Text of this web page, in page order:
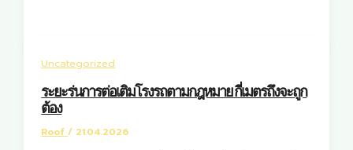
Uncategorized
ระยะร่นการต่อเติมโรงรถตามกฎหมาย กี่เมตรถึงจะถูก
ต้อง
Roof/ 21.04.2026